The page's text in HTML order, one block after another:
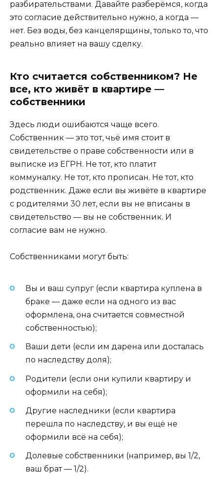
разбирательствами. Давайте разберёмся, когда
это согласие действительно нужно, а когда —
нет. Без воды, без канцелярщины, только то, что
реально влияет на вашу сделку.
Кто считается собственником? Не
все, кто живёт в квартире —
собственники
Здесь люди ошибаются чаще всего.
Собственник — это тот, чьё имя стоит в
свидетельстве о праве собственности или в
выписке из ЕГРН. Не тот, кто платит
коммуналку. Не тот, кто прописан. Не тот, кто
родственник. Даже если вы живёте в квартире
с родителями 30 лет, если вы не вписаны в
свидетельство — вы не собственник. И
согласие вам не нужно.
Собственниками могут быть:
Вы и ваш супруг (если квартира куплена в
браке — даже если на одного из вас
оформлена, она считается совместной
собственностью);
Ваши дети (если им дарена или досталась
по наследству доля);
Родители (если они купили квартиру и
оформили на себя);
Другие наследники (если квартира
перешла по наследству, и вы ещё не
оформили всё на себя);
Долевые собственники (например, вы 1/2,
ваш брат — 1/2).